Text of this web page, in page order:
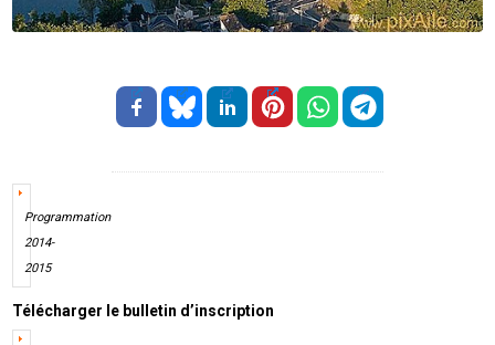
Programmation
2014-
2015
Télécharger le bulletin d’inscription